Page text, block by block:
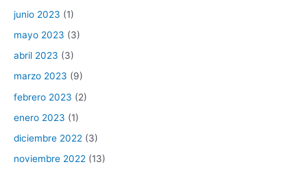
junio 2023 (1)
mayo 2023 (3)
abril 2023 (3)
marzo 2023 (9)
febrero 2023 (2)
enero 2023 (1)
diciembre 2022 (3)
noviembre 2022 (13)